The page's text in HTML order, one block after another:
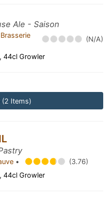
Ale - Saison
Brasserie
(N/A)
44cl Growler
(2 Items)
•
(3.76)
44cl Growler